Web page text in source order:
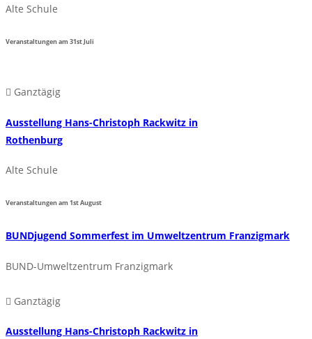
Alte Schule
Veranstaltungen am31stJuli
Ganztägig
Ausstellung Hans-Christoph Rackwitz in
Rothenburg
Alte Schule
Veranstaltungen am1stAugust
BUNDjugend Sommerfest im Umweltzentrum Franzigmark
BUND-Umweltzentrum Franzigmark
Ganztägig
Ausstellung Hans-Christoph Rackwitz in